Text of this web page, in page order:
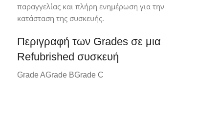
παραγγελίας και πλήρη ενημέρωση για την
κατάσταση της συσκευής.
Περιγραφή των Grades σε μια
Refubrished συσκευή
Grade AGrade BGrade C